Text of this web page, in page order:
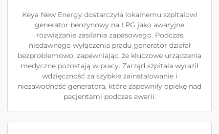
Keya New Energy dostarczyła lokalnemu szpitalowi
generator benzynowy na LPG jako awaryjne
rozwiązanie zasilania zapasowego. Podczas
niedawnego wyłączenia prądu generator działał
bezproblemowo, zapewniając, że kluczowe urządzenia
medyczne pozostają w pracy. Zarząd szpitala wyraził
wdzięczność za szybkie zainstalowanie i
niezawodność generatora, które zapewniły opiekę nad
pacjentami podczas awarii.